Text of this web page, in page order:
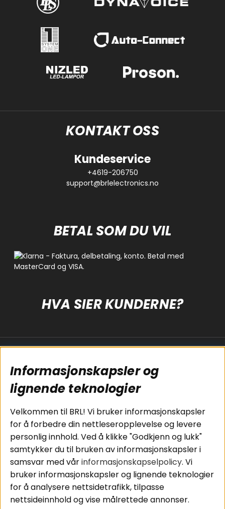
KONTAKT OSS
Kundeservice
+4619-206750
support@brlelectronics.no
BETAL SOM DU VIL
HVA SIER KUNDERNE?
Koblingsguide for
subwoofers
Tilkobling av
bilforsterker
Koblingsguide for
midbasser
Butikker
Våre ambassadører
- Team BRL
Cookies
Kjøpsvilkår
Personvernpolicy
Service / Garanti /
Retur
Informasjonskapsler og
lignende teknologier
Velkommen til BRL! Vi bruker informasjonskapsler
for å forbedre din nettleseropplevelse og levere
personlig innhold. Ved å klikke "Godkjenn og lukk"
samtykker du til bruken av informasjonskapsler i
samsvar med vårinformasjonskapselpolicy. Vi
bruker informasjonskapsler og lignende teknologier
for å analysere nettsidetrafikk, tilpasse
nettsideinnhold og vise målrettede annonser.